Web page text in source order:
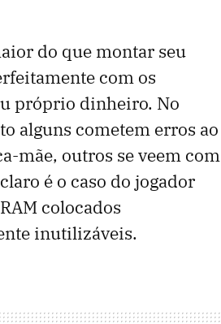
do que montar seu
com os
próprio dinheiro. No
alguns cometem erros ao
mãe, outros se veem com
é o caso do jogador
colocados
inutilizáveis.